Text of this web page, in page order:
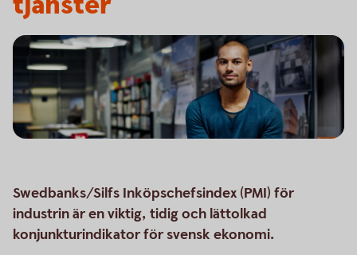
Swedbanks/Silfs Inköpschefsindex (PMI) för
industrin är en viktig, tidig och lättolkad
konjunkturindikator för svensk ekonomi.